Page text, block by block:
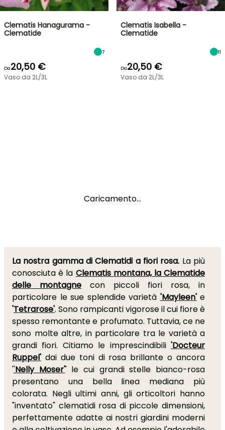
Clematis Hanagurama -
Clematide
7
Da20,50 €
Vaso da 2L/3L
Clematis Isabella -
Clematide
11
Da20,50 €
Vaso da 2L/3L
Caricamento...
La nostra gamma di Clematidi a fiori rosa. La più
conosciuta è la Clematis montana, la Clematide
delle montagne con piccoli fiori rosa, in
particolare le sue splendide varietà 'Mayleen'e
'Tetrarose'. Sono rampicanti vigorose il cui fiore è
spesso remontante e profumato. Tuttavia, ce ne
sono molte altre, in particolare tra le varietà a
grandi fiori. Citiamo le imprescindibili 'Docteur
Ruppel' dai due toni di rosa brillante o ancora
''Nelly Moser'' le cui grandi stelle bianco-rosa
presentano una bella linea mediana più
colorata. Negli ultimi anni, gli orticoltori hanno
"inventato" clematidi rosa di piccole dimensioni,
perfettamente adatte ai nostri giardini moderni